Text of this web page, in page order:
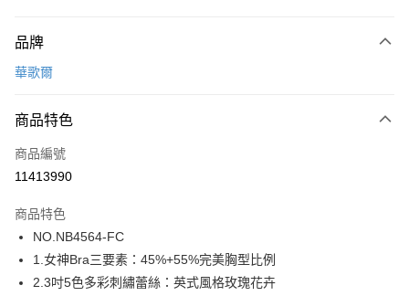
信用卡一次付款
LINE Pay
街口支付
運送方式
全家取貨付款
每筆NT$80，滿NT$1,000(含以上)免運費
品牌
華歌爾
商品特色
商品編號
11413990
商品特色
NO.NB4564-FC
1.女神Bra三要素：45%+55%完美胸型比例
2.3吋5色多彩刺繡蕾絲：英式風格玫瑰花卉